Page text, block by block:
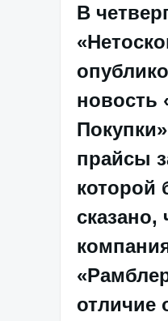
В
новость
прайсы
которой
сказано,
отличие